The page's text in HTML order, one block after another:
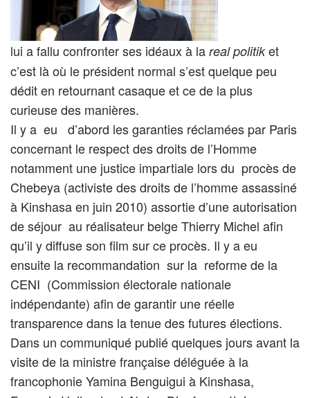
lui a fallu confronter ses idéaux à la real politiket
c’est là où le président normal s’est quelque peu
dédit en retournant casaque et ce de la plus
curieuse des manières.
Il y a eu d’abord les garanties réclamées par Paris
concernant le respect des droits de l’Homme
notamment une justice impartiale lors du procès de
Chebeya (activiste des droits de l’homme assassiné
à Kinshasa en juin 2010) assortie d’une autorisation
de séjour au réalisateur belge Thierry Michel afin
qu’il y diffuse son film sur ce procès. Il y a eu
ensuite la recommandation sur la reforme de la
CENI (Commission électorale nationale
indépendante) afin de garantir une réelle
transparence dans la tenue des futures élections.
Dans un communiqué publié quelques jours avant la
visite de la ministre française déléguée à la
francophonie Yamina Benguigui à Kinshasa,